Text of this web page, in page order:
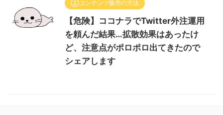
②コンテンツ販売の方法
【危険】ココナラでTwitter外注運用
を頼んだ結果…拡散効果はあったけ
ど、注意点がポロポロ出てきたので
シェアします